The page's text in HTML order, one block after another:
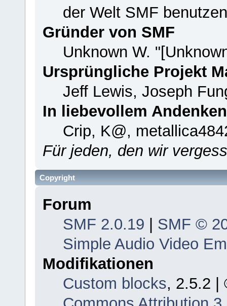
der Welt SMF
Gründer von SMF
Unknown W.
Ursprüngliche Projekt
Jeff Lewis, Joseph
In liebevollem
Crip, K@,
Für jeden, den wir
Copyright
Forum
SMF 2.0.19
SMF ©
Simple Audio Video
Modifikationen
Custom blocks, 2.5.2 |